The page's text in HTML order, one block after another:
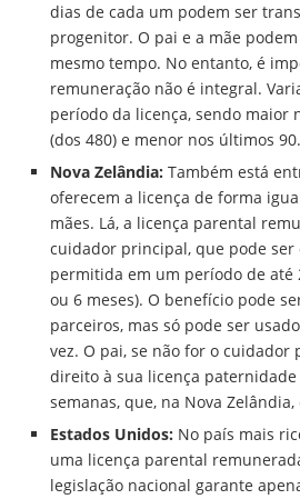
dias de cada um podem ser
progenitor. O pai e a mãe
mesmo tempo. No entanto, é
remuneração não é integral.
período da licença, sendo maior
(dos 480) e menor nos últimos 90.
Nova Zelândia: Também está
oferecem a licença de forma
mães. Lá, a licença parental
cuidador principal, que pode ser
permitida em um período de até
ou 6 meses). O benefício pode
parceiros, mas só pode ser
vez. O pai, se não for o
direito à sua licença
semanas, que, na Nova
Estados Unidos: No país mais
uma licença parental
legislação nacional garante